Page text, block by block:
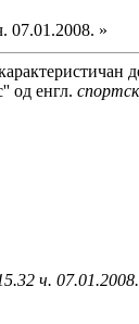
07.01.2008. »
од енгл.
ч.